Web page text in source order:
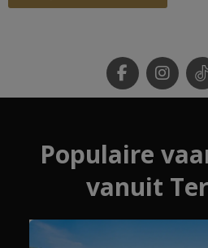
Populaire
vanuit